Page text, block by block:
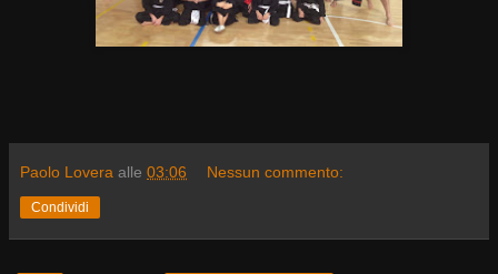
Paolo Lovera alle 03:06 Nessun commento:
Condividi